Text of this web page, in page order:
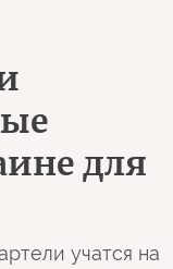
для
учатся на